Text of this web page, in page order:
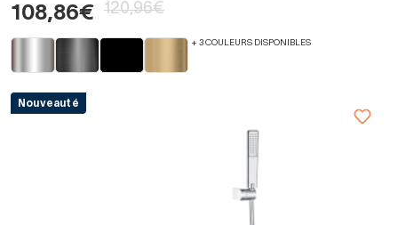
108,86€ 120,96€
+ 3 COULEURS DISPONIBLES
Nouveauté